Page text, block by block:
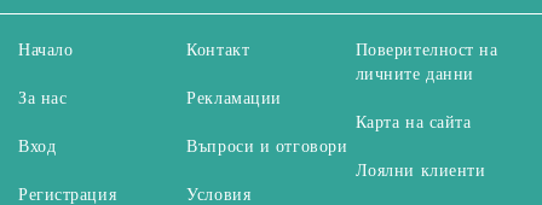
Начало
За нас
Вход
Регистрация
Контакт
Рекламации
Въпроси и отговори
Условия
Поверителност на
личните данни
Карта на сайта
Лоялни клиенти